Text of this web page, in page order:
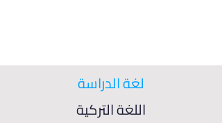
لغة الدراسة
اللغة التركية